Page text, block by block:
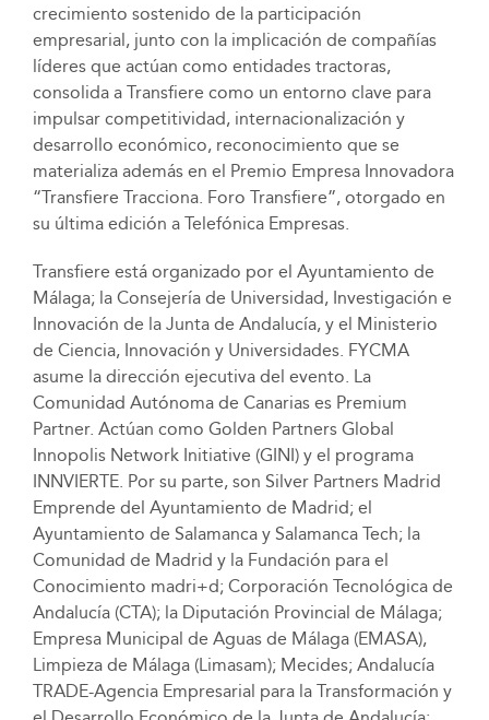
crecimiento sostenido de la participación
empresarial, junto con la implicación de compañías
líderes que actúan como entidades tractoras,
consolida a Transfiere como un entorno clave para
impulsar competitividad, internacionalización y
desarrollo económico, reconocimiento que se
materializa además en el Premio Empresa Innovadora
“Transfiere Tracciona. Foro Transfiere”, otorgado en
su última edición a Telefónica Empresas.
Transfiere está organizado por el Ayuntamiento de
Málaga; la Consejería de Universidad, Investigación e
Innovación de la Junta de Andalucía, y el Ministerio
de Ciencia, Innovación y Universidades. FYCMA
asume la dirección ejecutiva del evento. La
Comunidad Autónoma de Canarias es Premium
Partner. Actúan como Golden Partners Global
Innopolis Network Initiative (GINI) y el programa
INNVIERTE. Por su parte, son Silver Partners Madrid
Emprende del Ayuntamiento de Madrid; el
Ayuntamiento de Salamanca y Salamanca Tech; la
Comunidad de Madrid y la Fundación para el
Conocimiento madri+d; Corporación Tecnológica de
Andalucía (CTA); la Diputación Provincial de Málaga;
Empresa Municipal de Aguas de Málaga (EMASA),
Limpieza de Málaga (Limasam); Mecides; Andalucía
TRADE-Agencia Empresarial para la Transformación y